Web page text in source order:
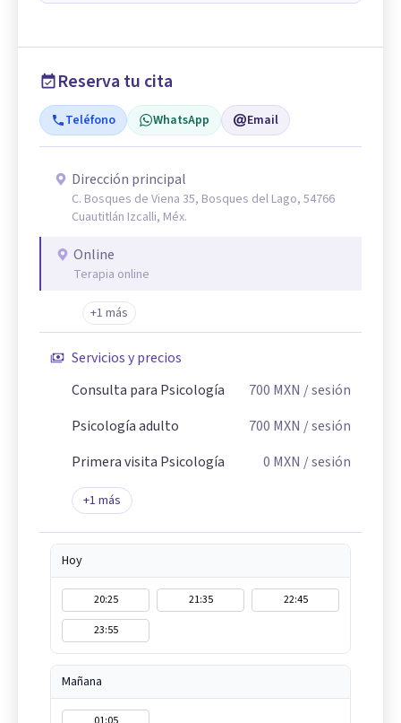
Reserva tu cita
Teléfono WhatsApp Email
Dirección principal
C. Bosques de Viena 35, Bosques del Lago, 54766
Cuautitlán Izcalli, Méx.
Online
Terapia online
+1 más
Servicios y precios
Consulta para Psicología
700 MXN / sesión
Psicología adulto
700 MXN / sesión
Primera visita Psicología
0 MXN / sesión
+1 más
Hoy
20:25 21:35
22:45
23:55
Mañana